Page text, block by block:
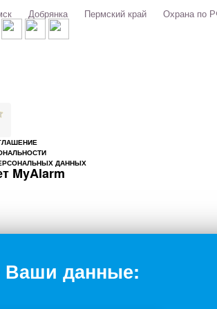
Добрянка Пермский край Охрана по
ДАННЫХ
MyAlarm
Ваши данные: